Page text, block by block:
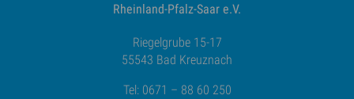
Rheinland-Pfalz-Saar e.V.
Riegelgrube 15-17
55543 Bad Kreuznach
Tel: 0671 – 88 60 250